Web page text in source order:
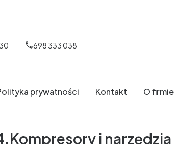
698 333 038
prywatności Kontakt O firmie
i